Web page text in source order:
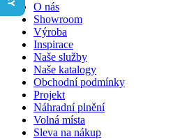
O nás
Showroom
Výroba
Inspirace
Naše služby
Naše katalogy
Obchodní podmínky
Projekt
Náhradní plnění
Volná místa
Sleva na nákup